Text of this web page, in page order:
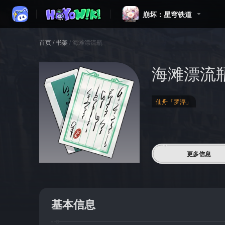
崩坏：星穹铁道
首页/书架 /海滩漂流瓶
海滩漂流
仙舟「罗浮」
更多信息
基本信息